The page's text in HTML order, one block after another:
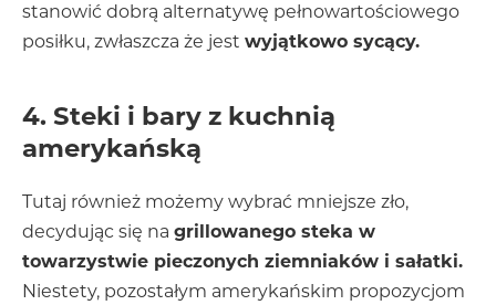
stanowić dobrą alternatywę pełnowartościowego
posiłku, zwłaszcza że jest wyjątkowo sycący.
4. Steki i bary z kuchnią
amerykańską
Tutaj również możemy wybrać mniejsze zło,
decydując się na grillowanego steka w
towarzystwie pieczonych ziemniaków i sałatki.
Niestety, pozostałym amerykańskim propozycjom